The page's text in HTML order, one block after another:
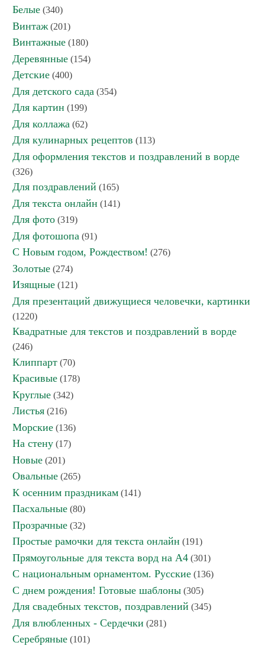
Белые (340)
Винтаж (201)
Винтажные (180)
Деревянные (154)
Детские (400)
Для детского сада (354)
Для картин (199)
Для коллажа (62)
Для кулинарных рецептов (113)
Для оформления текстов и поздравлений в ворде
(326)
Для поздравлений (165)
Для текста онлайн (141)
Для фото (319)
Для фотошопа (91)
С Новым годом, Рождеством! (276)
Золотые (274)
Изящные (121)
Для презентаций движущиеся человечки, картинки
(1220)
Квадратные для текстов и поздравлений в ворде
(246)
Клиппарт (70)
Красивые (178)
Круглые (342)
Листья (216)
Морские (136)
На стену (17)
Новые (201)
Овальные (265)
К осенним праздникам (141)
Пасхальные (80)
Прозрачные (32)
Простые рамочки для текста онлайн (191)
Прямоугольные для текста ворд на А4 (301)
С национальным орнаментом. Русские (136)
С днем рождения! Готовые шаблоны (305)
Для свадебных текстов, поздравлений (345)
Для влюбленных - Сердечки (281)
Серебряные (101)